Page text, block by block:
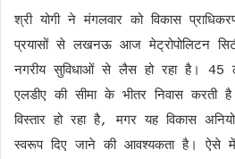
श्री योगी ने मंगलवार को विकास
प्रयासों से लखनऊ आज मेट्रोपोलिटन
नगरीय सुविधाओं से लैस हो रहा है। 45
एलडीए की सीमा के भीतर निवास
विस्तार हो रहा है, मगर यह विकास
स्वरूप दिए जाने की आवश्यकता है। ऐसे